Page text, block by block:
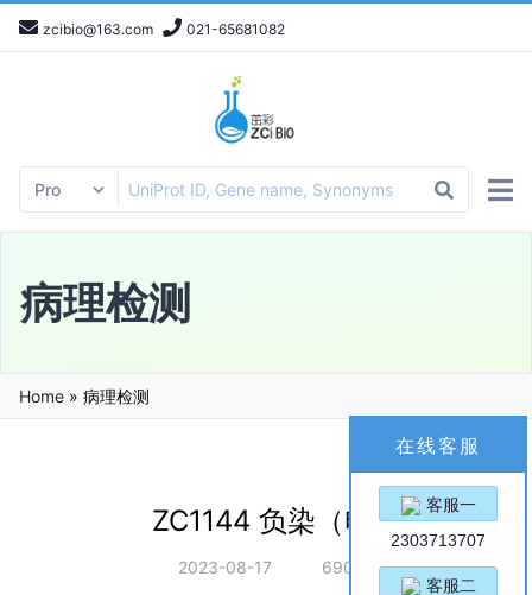
zcibio@163.com 021-65681082
病理检测
Home » 病理检测
ZC1144 负染（电镜）
2023-08-17 690
在线客服
客服一
2303713707
客服二